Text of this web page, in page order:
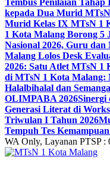
Tembus Penilaian
kepada Dua Murid
Murid Kelas IX MTsN 1
1 Kota Malang Borong 5
Nasional 2026, Guru
Malang Lolos Desk
2026: Satu Atlet MTsN
di MTsN 1 Kota Malang:
Halalbihalal dan
OLIMPABA 2026Sinergi
Generasi Literat di
Triwulan I Tahun 2026
Tempuh Tes
WA Only, Layanan PTSP :